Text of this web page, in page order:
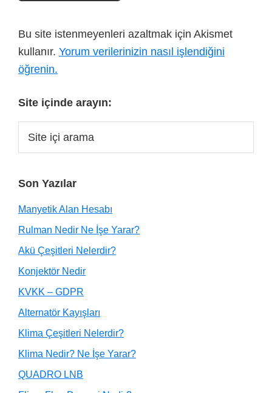
Bu site istenmeyenleri azaltmak için Akismet
kullanır. Yorum verilerinizin nasıl işlendiğini
öğrenin.
Site içinde arayın:
Son Yazılar
Manyetik Alan Hesabı
Rulman Nedir Ne İşe Yarar?
Akü Çeşitleri Nelerdir?
Konjektör Nedir
KVKK – GDPR
Alternatör Kayışları
Klima Çeşitleri Nelerdir?
Klima Nedir? Ne İşe Yarar?
QUADRO LNB